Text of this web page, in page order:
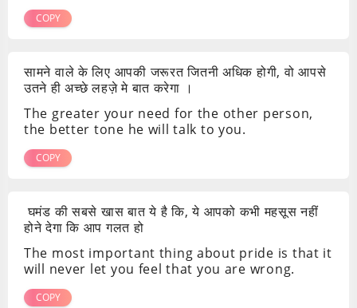
COPY
सामने वाले के लिए आपकी जरूरत जितनी अधिक होगी, वो आपसे
उतने ही अच्छे लहज़े मे बात करेगा ।
The greater your need for the other person,
the better tone he will talk to you.
COPY
घमंड की सबसे खास बात ये है कि, ये आपको कभी महसूस नहीं
होने देगा कि आप गलत हो
The most important thing about pride is that it
will never let you feel that you are wrong.
COPY